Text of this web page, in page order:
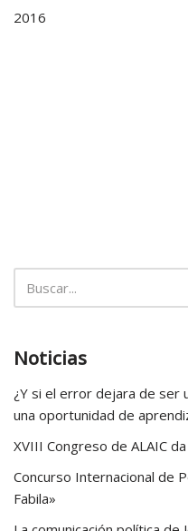
2016
Noticias
¿Y si el error dejara de ser
una oportunidad de
XVIII Congreso de ALAIC
Concurso Internacional de
Fabila»